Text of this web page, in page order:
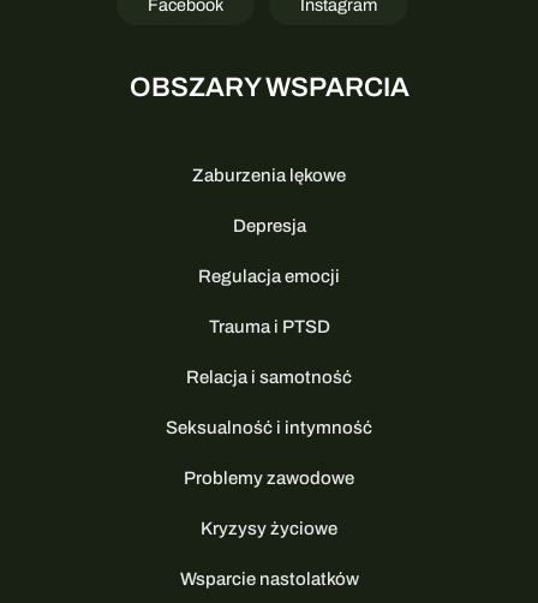
Facebook Instagram
OBSZARY WSPARCIA
Zaburzenia lękowe
Depresja
Regulacja emocji
Trauma i PTSD
Relacja i samotność
Seksualność i intymność
Problemy zawodowe
Kryzysy życiowe
Wsparcie nastolatków